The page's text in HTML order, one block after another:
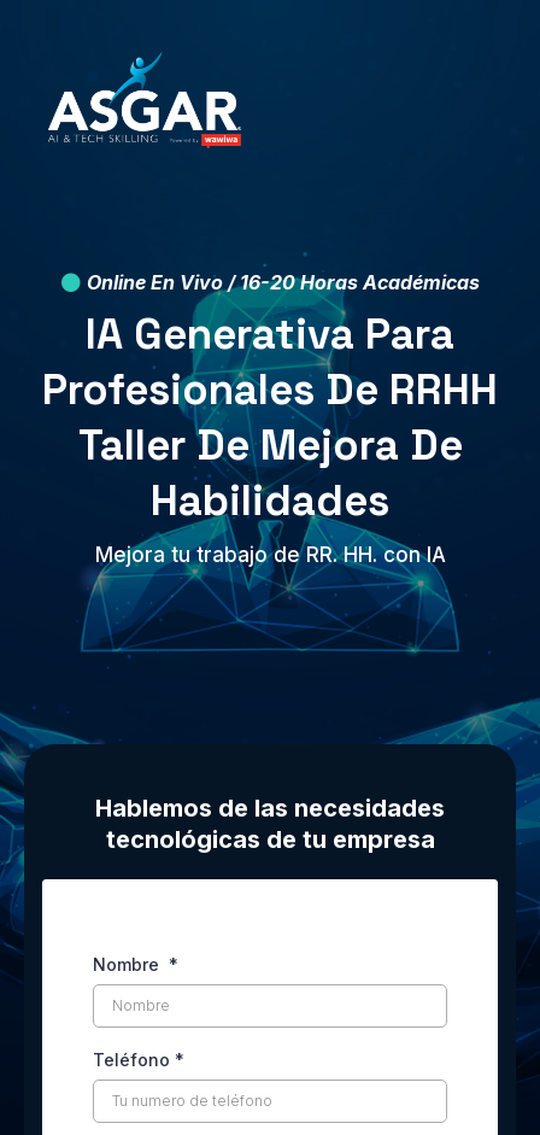
Online En Vivo / 16-20 Horas Académicas
IA Generativa Para
Profesionales De RRHH
Taller De Mejora De
Habilidades
Mejora tu trabajo de RR. HH. con IA
Hablemos de las necesidades
tecnológicas de tu empresa
Nombre *
Teléfono *